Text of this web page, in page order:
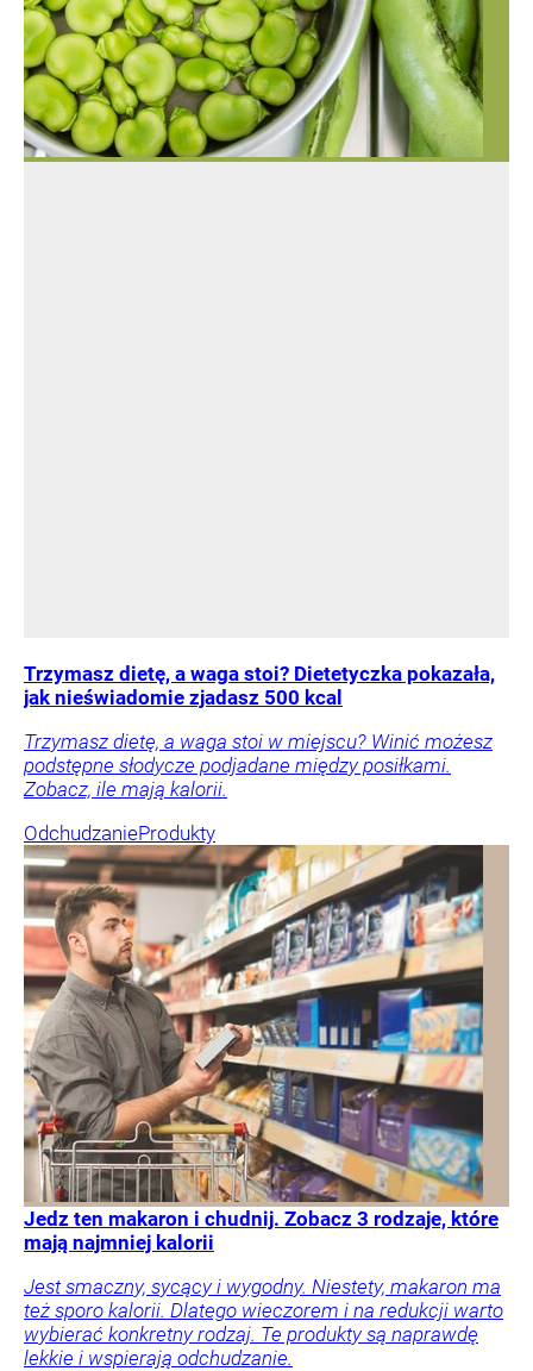
Trzymasz dietę, a waga stoi? Dietetyczka pokazała,
jak nieświadomie zjadasz 500 kcal
Trzymasz dietę, a waga stoi w miejscu? Winić możesz
podstępne słodycze podjadane między posiłkami.
Zobacz, ile mają kalorii.
OdchudzanieProdukty
Jedz ten makaron i chudnij. Zobacz 3 rodzaje, które
mają najmniej kalorii
Jest smaczny, sycący i wygodny. Niestety, makaron ma
też sporo kalorii. Dlatego wieczorem i na redukcji warto
wybierać konkretny rodzaj. Te produkty są naprawdę
lekkie i wspierają odchudzanie.